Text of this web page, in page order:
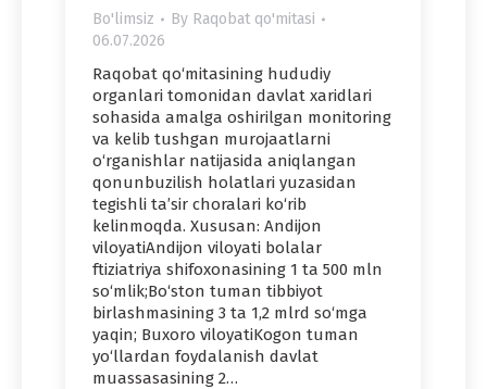
Bo'limsiz By Raqobat qo'mitasi
06.07.2026
Raqobat qo‘mitasining hududiy
organlari tomonidan davlat xaridlari
sohasida amalga oshirilgan monitoring
va kelib tushgan murojaatlarni
o‘rganishlar natijasida aniqlangan
qonunbuzilish holatlari yuzasidan
tegishli ta’sir choralari ko‘rib
kelinmoqda. Xususan: Andijon
viloyatiAndijon viloyati bolalar
ftiziatriya shifoxonasining 1 ta 500 mln
so‘mlik;Bo‘ston tuman tibbiyot
birlashmasining 3 ta 1,2 mlrd so‘mga
yaqin; Buxoro viloyatiKogon tuman
yo‘llardan foydalanish davlat
muassasasining 2…